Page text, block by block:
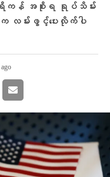
ရိကန် အစိုးရ ရုပ်သိမ်း
လမ်းဖွင့်ပေးလိုက်ပါ